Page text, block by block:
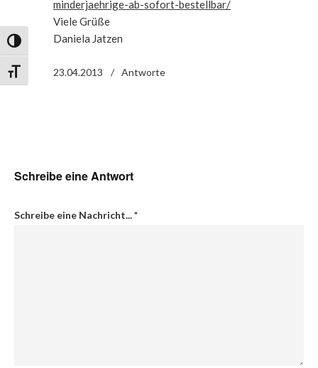
Umschalten auf hohe Kontraste
Schrift vergrößern
minderjaehrige-ab-sofort-bestellbar/
Viele Grüße
Daniela Jatzen
23.04.2013 Antworte
Schreibe eine Antwort
Schreibe eine Nachricht...*